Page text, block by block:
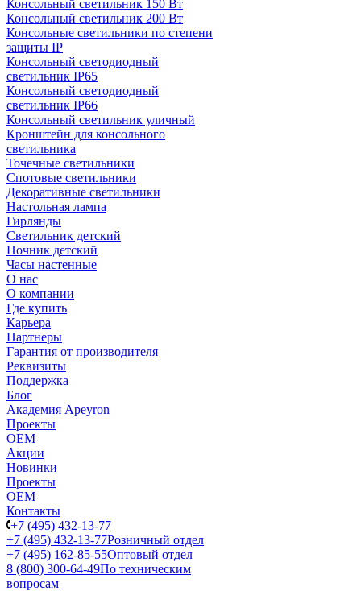
Консольный светильник 150 Вт
Консольный светильник 200 Вт
Консольные светильники по степени
защиты IP
Консольный светодиодный
светильник IP65
Консольный светодиодный
светильник IP66
Консольный светильник уличный
Кронштейн для консольного
светильника
Точечные светильники
Спотовые светильники
Декоративные светильники
Настольная лампа
Гирлянды
Светильник детский
Ночник детский
Часы настенные
О нас
О компании
Где купить
Карьера
Партнеры
Гарантия от производителя
Реквизиты
Поддержка
Блог
Академия Apeyron
Проекты
ОЕМ
Акции
Новинки
Проекты
ОЕМ
Контакты
+7 (495) 432-13-77
+7 (495) 432-13-77Розничный отдел
+7 (495) 162-85-55Оптовый отдел
8 (800) 300-64-49По техническим
вопросам